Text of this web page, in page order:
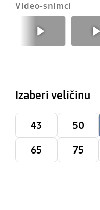
Video-snimci
Izaberi veličinu
43 50
65
75